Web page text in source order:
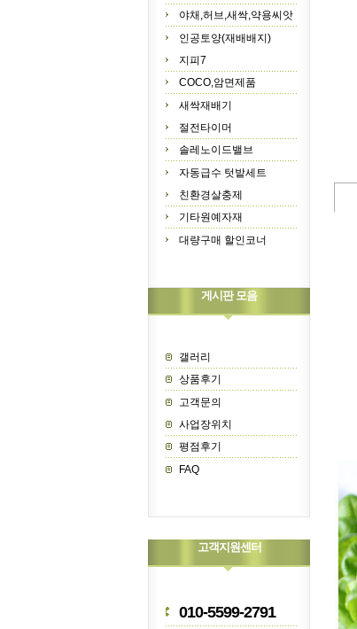
야채,허브,새싹,약용씨앗
인공토양(재배배지)
지피7
COCO,암면제품
새싹재배기
절전타이머
솔레노이드밸브
자동급수 텃밭세트
친환경살충제
기타원예자재
대량구매 할인코너
게시판 모음
갤러리
상품후기
고객문의
사업장위치
평점후기
FAQ
고객지원센터
010-5599-2791